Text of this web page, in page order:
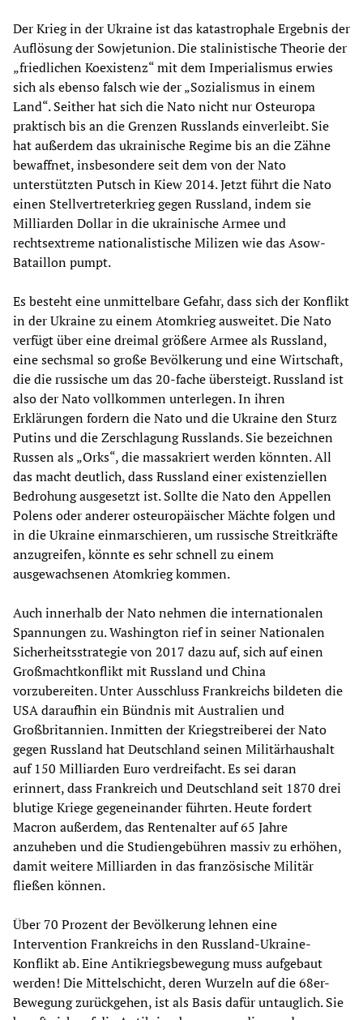
Der Krieg in der Ukraine ist das katastrophale Ergebnis der
Auflösung der Sowjetunion. Die stalinistische Theorie der
„friedlichen Koexistenz“ mit dem Imperialismus erwies
sich als ebenso falsch wie der „Sozialismus in einem
Land“. Seither hat sich die Nato nicht nur Osteuropa
praktisch bis an die Grenzen Russlands einverleibt. Sie
hat außerdem das ukrainische Regime bis an die Zähne
bewaffnet, insbesondere seit dem von der Nato
unterstützten Putsch in Kiew 2014. Jetzt führt die Nato
einen Stellvertreterkrieg gegen Russland, indem sie
Milliarden Dollar in die ukrainische Armee und
rechtsextreme nationalistische Milizen wie das Asow-
Bataillon pumpt.
Es besteht eine unmittelbare Gefahr, dass sich der Konflikt
in der Ukraine zu einem Atomkrieg ausweitet. Die Nato
verfügt über eine dreimal größere Armee als Russland,
eine sechsmal so große Bevölkerung und eine Wirtschaft,
die die russische um das 20-fache übersteigt. Russland ist
also der Nato vollkommen unterlegen. In ihren
Erklärungen fordern die Nato und die Ukraine den Sturz
Putins und die Zerschlagung Russlands. Sie bezeichnen
Russen als „Orks“, die massakriert werden könnten. All
das macht deutlich, dass Russland einer existenziellen
Bedrohung ausgesetzt ist. Sollte die Nato den Appellen
Polens oder anderer osteuropäischer Mächte folgen und
in die Ukraine einmarschieren, um russische Streitkräfte
anzugreifen, könnte es sehr schnell zu einem
ausgewachsenen Atomkrieg kommen.
Auch innerhalb der Nato nehmen die internationalen
Spannungen zu. Washington rief in seiner Nationalen
Sicherheitsstrategie von 2017 dazu auf, sich auf einen
Großmachtkonflikt mit Russland und China
vorzubereiten. Unter Ausschluss Frankreichs bildeten die
USA daraufhin ein Bündnis mit Australien und
Großbritannien. Inmitten der Kriegstreiberei der Nato
gegen Russland hat Deutschland seinen Militärhaushalt
auf 150 Milliarden Euro verdreifacht. Es sei daran
erinnert, dass Frankreich und Deutschland seit 1870 drei
blutige Kriege gegeneinander führten. Heute fordert
Macron außerdem, das Rentenalter auf 65 Jahre
anzuheben und die Studiengebühren massiv zu erhöhen,
damit weitere Milliarden in das französische Militär
fließen können.
Über 70 Prozent der Bevölkerung lehnen eine
Intervention Frankreichs in den Russland-Ukraine-
Konflikt ab. Eine Antikriegsbewegung muss aufgebaut
werden! Die Mittelschicht, deren Wurzeln auf die 68er-
Bewegung zurückgehen, ist als Basis dafür untauglich. Sie